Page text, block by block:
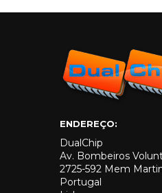
ENDEREÇO:
DualChip
Av. Bombeiros
2725-592 Mem
Portugal